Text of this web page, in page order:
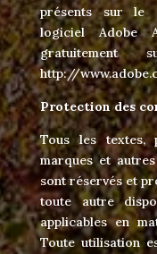
présents sur le
logiciel Adobe
http://
Protection des
Tous les textes,
marques et
sont réservés et
toute autre
applicables en
Toute utilisation